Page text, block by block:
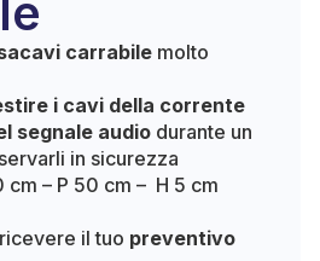
carrabile molto
i cavi della corrente
segnale audio durante un
in sicurezza
cm – P 50 cm – H 5 cm
il tuo preventivo